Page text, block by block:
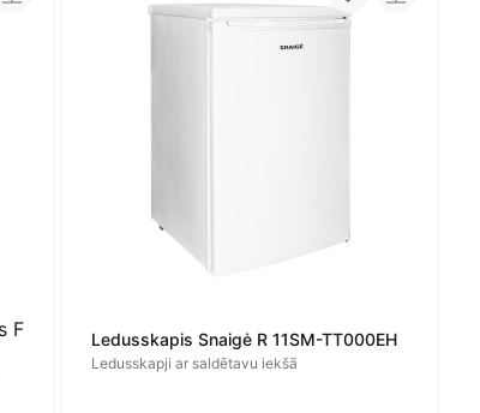
Ledusskapis Snaigė R 11SM-TT000EH
Ledusskapji ar saldētavu iekšā